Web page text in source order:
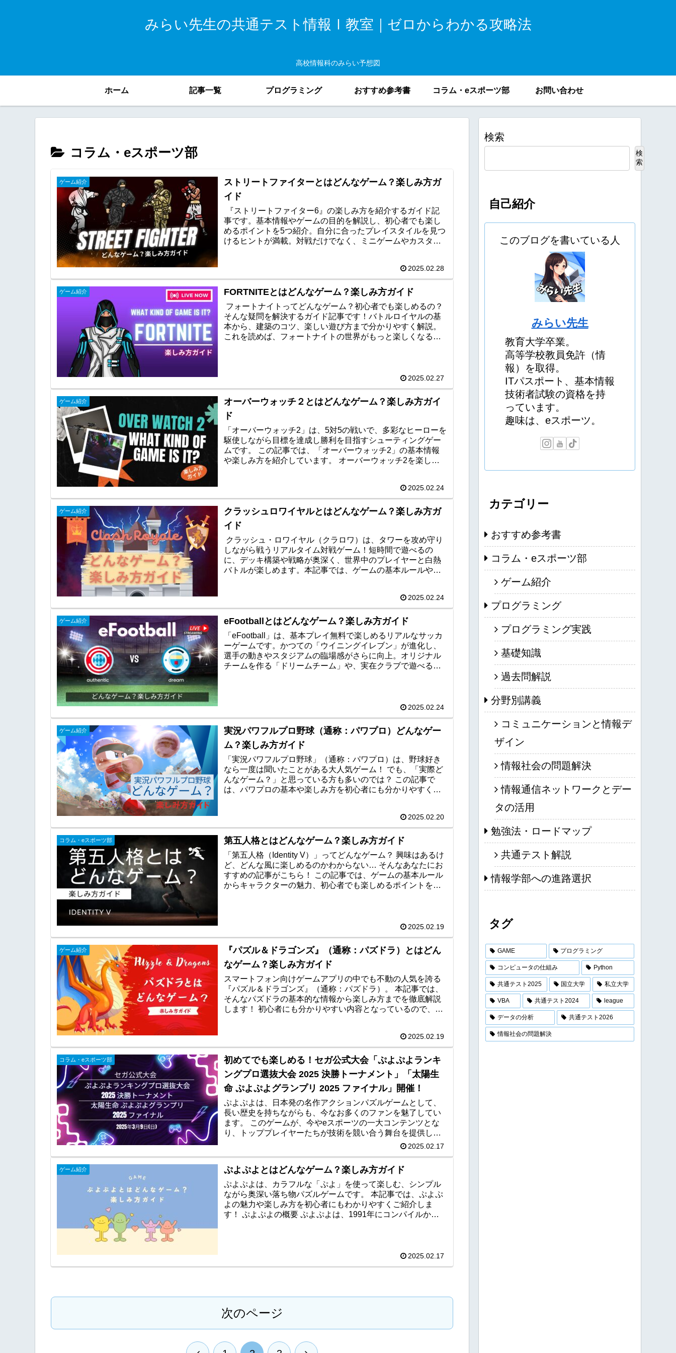
みらい先生の共通テスト情報Ⅰ教室｜ゼロからわかる攻略法
高校情報科のみらい予想図
ホーム 記事一覧 プログラミング おすすめ参考書 コラム・eスポーツ部 お問い合わせ
コラム・eスポーツ部
ゲーム紹介
ストリートファイターとはどんなゲーム？楽しみ方ガ
イド
『ストリートファイター6』の楽しみ方を紹介するガイド記
事です。基本情報やゲームの目的を解説し、初心者でも楽し
めるポイントを5つ紹介。自分に合ったプレイスタイルを見つ
けるヒントが満載。対戦だけでなく、ミニゲームやカスタマ
2025.02.28
ゲーム紹介 FORTNITEとはどんなゲーム？楽しみ方ガイド
フォートナイトってどんなゲーム？初心者でも楽しめるの？
そんな疑問を解決するガイド記事です！バトルロイヤルの基
本から、建築のコツ、楽しい遊び方まで分かりやすく解説。
これを読めば、フォートナイトの世界がもっと楽しくなるこ
2025.02.27
ゲーム紹介
オーバーウォッチ２とはどんなゲーム？楽しみ方ガイ
ド
「オーバーウォッチ2」は、5対5の戦いで、多彩なヒーローを
駆使しながら目標を達成し勝利を目指すシューティングゲー
ムです。 この記事では、「オーバーウォッチ2」の基本情報
や楽しみ方を紹介しています。 オーバーウォッチ2を楽しみ
2025.02.24
ゲーム紹介
クラッシュロワイヤルとはどんなゲーム？楽しみ方ガ
イド
クラッシュ・ロワイヤル（クラロワ）は、タワーを攻め守り
しながら戦うリアルタイム対戦ゲーム！短時間で遊べるの
に、デッキ構築や戦略が奥深く、世界中のプレイヤーと白熱
バトルが楽しめます。本記事では、ゲームの基本ルールや楽
2025.02.24
ゲーム紹介 eFootballとはどんなゲーム？楽しみ方ガイド
「eFootball」は、基本プレイ無料で楽しめるリアルなサッカ
ーゲームです。かつての「ウイニングイレブン」が進化し、
選手の動きやスタジアムの臨場感がさらに向上。オリジナル
チームを作る「ドリームチーム」や、実在クラブで遊べる
で、世界中のプレイヤーと熱い試合を繰り広げましょう！
「Apex Legends™が気になるけど、どんなゲーム？」という
初心者の方に向けて、 ゲームの概要や楽しみ方 をわかりやす
く紹介します！
2025.02.24
ゲーム紹介
実況パワフルプロ野球（通称：パワプロ）どんなゲー
ム？楽しみ方ガイド
「実況パワフルプロ野球」（通称：パワプロ）は、野球好き
なら一度は聞いたことがある大人気ゲーム！ でも、「実際ど
んなゲーム？」と思っている方も多いのでは？ この記事で
は、パワプロの基本や楽しみ方を初心者にも分かりやすくご
ッズの魅力など、ゲームの枠を超えた楽しみ方も満載！ パワ
プロをもっと楽しみたい方や、これから始めてみたい方にピ
ッタリの内容です。
2025.02.20
コラム・eスポーツ部 第五人格とはどんなゲーム？楽しみ方ガイド
「第五人格（Identity V）」ってどんなゲーム？ 興味はあるけ
ど、どんな風に楽しめるのかわからない… そんなあなたにお
すすめの記事がこちら！ この記事では、ゲームの基本ルール
からキャラクターの魅力、初心者でも楽しめるポイントをわ
つコツや、上手にプレイするためのポイントも満載です。
2025.02.19
ゲーム紹介
『パズル＆ドラゴンズ』（通称：パズドラ）とはどん
なゲーム？楽しみ方ガイド
スマートフォン向けゲームアプリの中でも不動の人気を誇る
『パズル＆ドラゴンズ』（通称：パズドラ）。 本記事では、
そんなパズドラの基本的な情報から楽しみ方までを徹底解説
します！ 初心者にも分かりやすい内容となっているので、ぜ
2025.02.19
コラム・eスポーツ部
初めてでも楽しめる！セガ公式大会「ぷよぷよランキ
ングプロ選抜大会 2025 決勝トーナメント」「太陽生
命 ぷよぷよグランプリ 2025 ファイナル」開催！
ぷよぷよは、日本発の名作アクションパズルゲームとして、
長い歴史を持ちながらも、今なお多くのファンを魅了してい
ます。 このゲームが、今やeスポーツの一大コンテンツとな
り、トッププレイヤーたちが技術を競い合う舞台を提供して
います。 その中でも、2025年3月9日（日）に行われるセガ公
メント」と「太陽生命 ぷよぷよグランプリ 2025 ファイナ
ル」は、注目のイベントです！ 今回は、この大会の特徴や意
義について、初めてeスポーツに触れる方にも分かりやすく解
説します。
2025.02.17
ゲーム紹介 ぷよぷよとはどんなゲーム？楽しみ方ガイド
ぷよぷよは、カラフルな「ぷよ」を使って楽しむ、シンプル
ながら奥深い落ち物パズルゲームです。 本記事では、ぷよぷ
よの魅力や楽しみ方を初心者にもわかりやすくご紹介しま
す！ ぷよぷよの概要 ぷよぷよは、1991年にコンパイルから
2025.02.17
次のページ
検索
検
索
自己紹介
このブログを書いている人
みらい先生
教育大学卒業。
高等学校教員免許（情
報）を取得。
ITパスポート、基本情報
技術者試験の資格を持
っています。
趣味は、eスポーツ。
カテゴリー
おすすめ参考書
コラム・eスポーツ部
ゲーム紹介
プログラミング
プログラミング実践
基礎知識
過去問解説
分野別講義
コミュニケーションと情報デ
ザイン
情報社会の問題解決
情報通信ネットワークとデー
タの活用
勉強法・ロードマップ
共通テスト解説
情報学部への進路選択
タグ
GAME プログラミング
コンピュータの仕組み Python
共通テスト2025 国立大学 私立大学
VBA 共通テスト2024 league
データの分析 共通テスト2026
情報社会の問題解決